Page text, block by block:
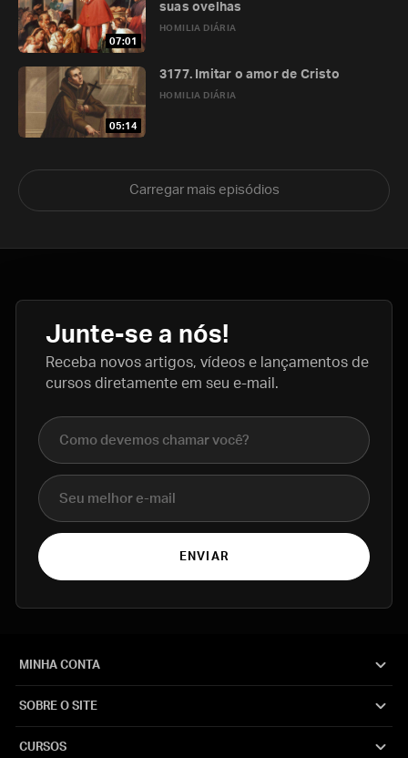
07:01
HOMILIA DIÁRIA
suas ovelhas
05:14
HOMILIA DIÁRIA
3177. Imitar o amor de Cristo
Carregar mais episódios
Junte-se a nós!
Receba novos artigos, vídeos e lançamentos de
cursos diretamente em seu e-mail.
Nome completo
E-mail
ENVIAR
MINHA CONTA
SOBRE O SITE
CURSOS